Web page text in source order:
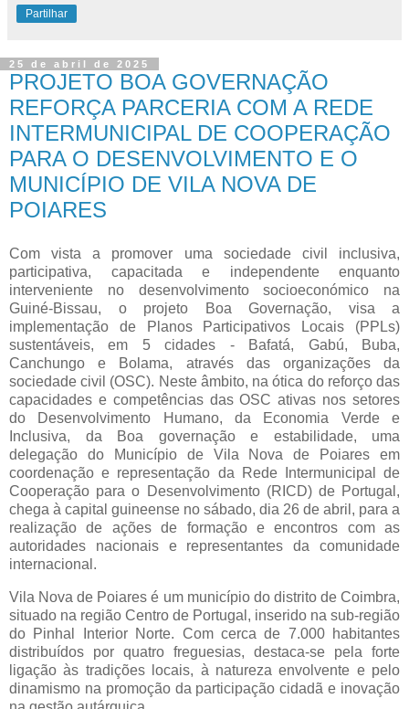
Partilhar
25 de abril de 2025
PROJETO BOA GOVERNAÇÃO
REFORÇA PARCERIA COM A REDE
INTERMUNICIPAL DE COOPERAÇÃO
PARA O DESENVOLVIMENTO E O
MUNICÍPIO DE VILA NOVA DE
POIARES
Com vista a promover uma sociedade civil inclusiva,
participativa, capacitada e independente enquanto
interveniente no desenvolvimento socioeconómico na
Guiné-Bissau, o projeto Boa Governação, visa a
implementação de Planos Participativos Locais (PPLs)
sustentáveis, em 5 cidades - Bafatá, Gabú, Buba,
Canchungo e Bolama, através das organizações da
sociedade civil (OSC). Neste âmbito, na ótica do reforço das
capacidades e competências das OSC ativas nos setores
do Desenvolvimento Humano, da Economia Verde e
Inclusiva, da Boa governação e estabilidade, uma
delegação do Município de Vila Nova de Poiares em
coordenação e representação da Rede Intermunicipal de
Cooperação para o Desenvolvimento (RICD) de Portugal,
chega à capital guineense no sábado, dia 26 de abril, para a
realização de ações de formação e encontros com as
autoridades nacionais e representantes da comunidade
internacional.
Vila Nova de Poiares é um município do distrito de Coimbra,
situado na região Centro de Portugal, inserido na sub-região
do Pinhal Interior Norte. Com cerca de 7.000 habitantes
distribuídos por quatro freguesias, destaca-se pela forte
ligação às tradições locais, à natureza envolvente e pelo
dinamismo na promoção da participação cidadã e inovação